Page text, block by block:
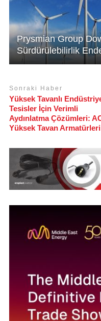
Prysmian Group
Sürdürülebilirlik
Sonraki Haber
Yüksek Tavanlı
Tesisler İçin Verimli
Aydınlatma Çözümleri:
Yüksek Tavan Armatürleri